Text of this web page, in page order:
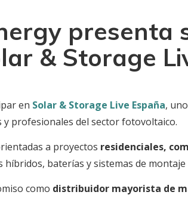
presenta
& Storage
en Solar & Storage Live España,
profesionales del sector fotovoltaico.
a proyectos residenciales,
baterías y sistemas de
como distribuidor mayorista de